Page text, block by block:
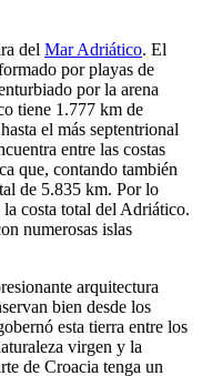
del Mar Adriático. El
por playas de
por la arena
tiene 1.777 km de
el más septentrional
entre las costas
que, contando también
de 5.835 km. Por lo
la costa total del Adriático.
numerosas islas
arquitectura
bien desde los
esta tierra entre los
virgen y la
de Croacia tenga un